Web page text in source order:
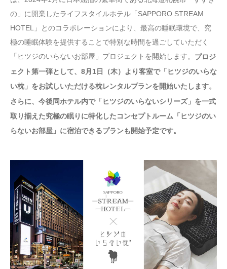
の」に開業したライフスタイルホテル「SAPPORO STREAM
HOTEL」とのコラボレーションにより、最高の睡眠環境で、究
極の睡眠体験を提供することで特別な時間を過ごしていただく
「ヒツジのいらないお部屋」プロジェクトを開始します。 プロジ
ェクト第一弾として、8月1日（木）より客室で「ヒツジのいらな
い枕」をお試しいただける枕レンタルプランを開始いたします。
さらに、今後同ホテル内で「ヒツジのいらないシリーズ」を一式
取り揃えた究極の眠りに特化したコンセプトルーム「ヒツジのい
らないお部屋」に宿泊できるプランも開始予定です。